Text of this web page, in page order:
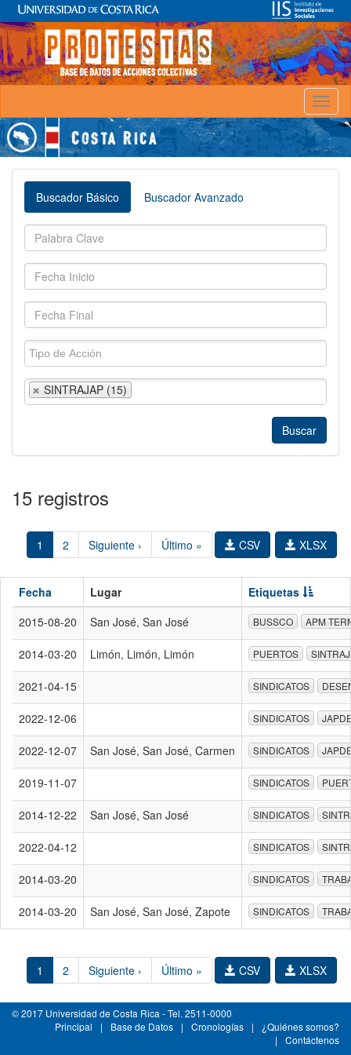
Buscador Básico Buscador Avanzado
SINTRAJAP (15)
15 registros
1 2 Siguiente › Último » XLSX
CSV
Fecha Lugar
Etiquetas
2015-08-20
San José, San José BUSSCO APM
2014-03-20 Limón, Limón, Limón PUERTOS
2021-04-15 SINDICATOS
2022-12-06 SINDICATOS
2022-12-07 San José, San José, Carmen SINDICATOS
2019-11-07 SINDICATOS
2014-12-22 San José, San José SINDICATOS
2022-04-12 SINDICATOS
2014-03-20 SINDICATOS
2014-03-20 San José, San José, Zapote SINDICATOS
1 2 Siguiente › Último » XLSX
CSV
© 2017 Universidad de Costa Rica - Tel. 2511-0000
Principal
| Base de Datos | Cronologías |
¿Quiénes somos?
|
Contáctenos